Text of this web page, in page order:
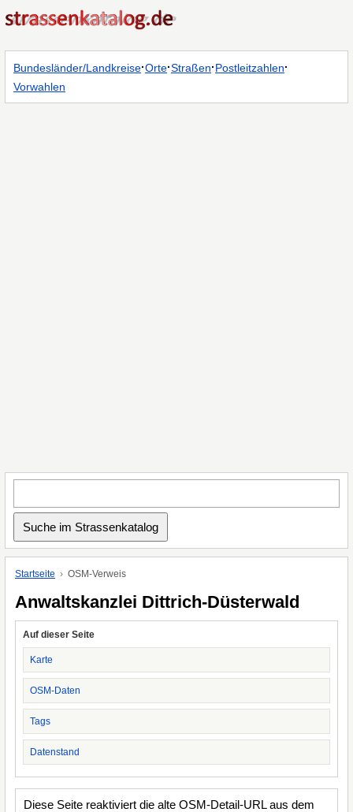
Bundesländer/Landkreise·Orte·Straßen·Postleitzahlen·
Vorwahlen
Startseite OSM-Verweis
Anwaltskanzlei Dittrich-Düsterwald
Auf dieser Seite
Karte
OSM-Daten
Tags
Datenstand
Diese Seite reaktiviert die alte OSM-Detail-URL aus dem